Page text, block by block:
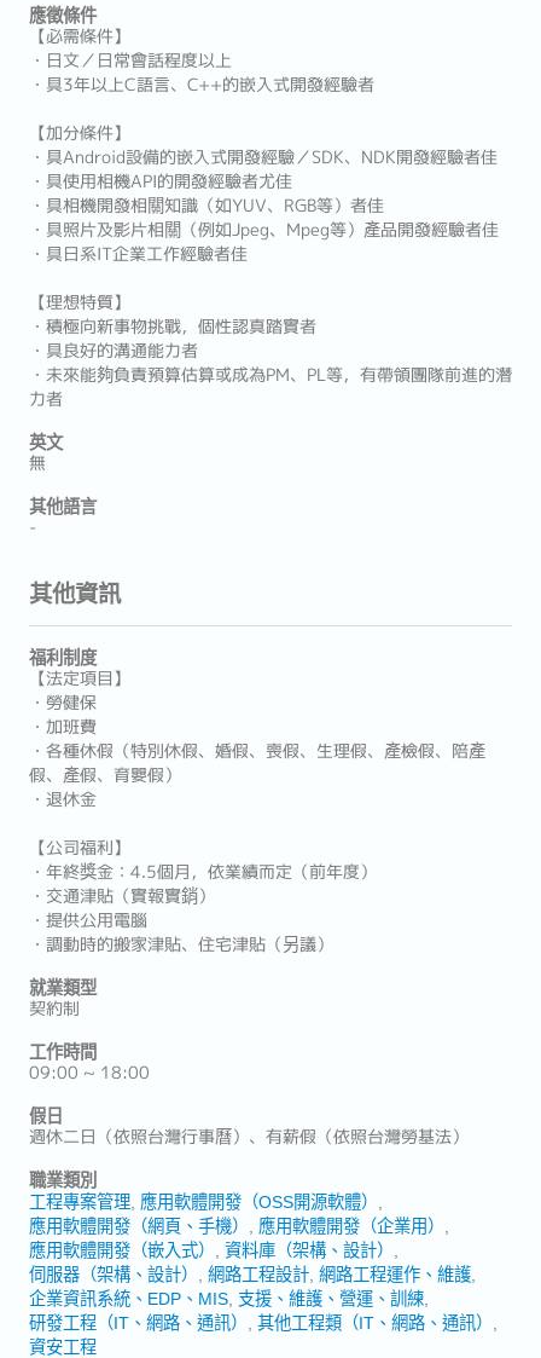
應徵條件
【必需條件】
・日文／日常會話程度以上
・具3年以上C語言、C++的嵌入式開發經驗者
【加分條件】
・具Android設備的嵌入式開發經驗／SDK、NDK開發經驗者佳
・具使用相機API的開發經驗者尤佳
・具相機開發相關知識（如YUV、RGB等）者佳
・具照片及影片相關（例如Jpeg、Mpeg等）產品開發經驗者佳
・具日系IT企業工作經驗者佳
【理想特質】
・積極向新事物挑戰，個性認真踏實者
・具良好的溝通能力者
・未來能夠負責預算估算或成為PM、PL等，有帶領團隊前進的潛
力者
英文
無
其他語言
-
其他資訊
福利制度
【法定項目】
・勞健保
・加班費
・各種休假（特別休假、婚假、喪假、生理假、產檢假、陪產
假、產假、育嬰假）
・退休金
【公司福利】
・年終獎金：4.5個月，依業績而定（前年度）
・交通津貼（實報實銷）
・提供公用電腦
・調動時的搬家津貼、住宅津貼（另議）
就業類型
契約制
工作時間
09:00 ~ 18:00
假日
週休二日（依照台灣行事曆）、有薪假（依照台灣勞基法）
職業類別
工程專案管理 應用軟體開發（OSS開源軟體）
應用軟體開發（網頁、手機）
應用軟體開發（企業用）
應用軟體開發（嵌入式）
資料庫（架構、設計）
伺服器（架構、設計）
網路工程設計 網路工程運作、維護
企業資訊系統、EDP、MIS 支援、維護、營運、訓練
研發工程（IT、網路、通訊）
其他工程類（IT、網路、通訊）
資安工程